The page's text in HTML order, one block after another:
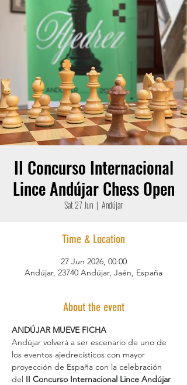
II Concurso Internacional
Lince Andújar Chess Open
Sat 27 Jun
  |
Andújar
Time & Location
27 Jun 2026, 00:00
Andújar, 23740 Andújar, Jaén, España
About the event
ANDÚJAR MUEVE FICHA
Andújar volverá a ser escenario de uno de
los eventos ajedrecísticos con mayor
proyección de España con la celebración
del II Concurso Internacional Lince Andújar